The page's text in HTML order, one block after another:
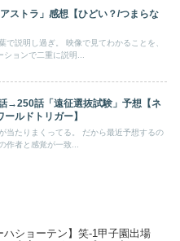
アストラ」感想【ひどい？/つまらな
で説明し過ぎ。 映像で見てわかることを、
ョンで二重に説明...
→250話「遠征選抜試験」予想【ネ
ルドトリガー】
当たりまくってる。 だから最近予想するの
作者と感覚が一致...
ハショーテン】笑-1甲子園出場